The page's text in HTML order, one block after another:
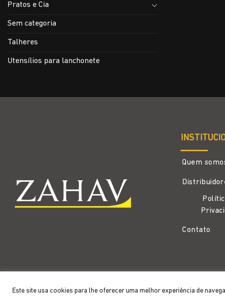
Este site usa cookies para lhe oferecer uma melhor experiência de
Pratos e Cia
Sem categoria
Talheres
Utensílios para lanchonete
Quem
Contato
Copyright 2026 ©Zahav- Todos os direitos reservados